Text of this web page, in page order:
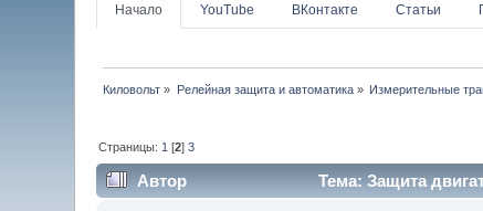
Начало YouTube ВКонтакте Статьи
Киловольт » Релейная защита и автоматика» Измерительные
Страницы: 1 [2]3
Автор Тема: Защита